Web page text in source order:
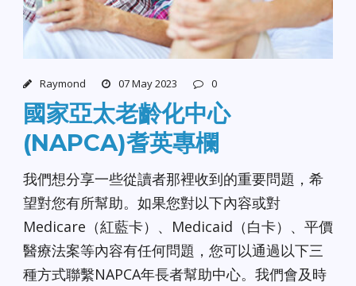
Raymond 07 May 2023 0
國家亞太老齡化中心
(NAPCA)耆英專欄
我們想分享一些從讀者那裡收到的重要問題，希
望對您有所幫助。如果您對以下內容或對
Medicare（紅藍卡）、Medicaid（白卡）、平價
醫療法案等內容有任何問題，您可以通過以下三
種方式聯繫NAPCA年長者幫助中心。我們會及時